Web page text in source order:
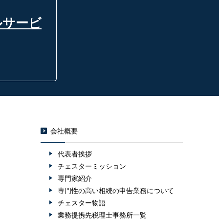
ービ
会社概要
代表者挨拶
チェスターミッション
専門家紹介
専門性の高い相続の申告業務について
チェスター物語
業務提携先税理士事務所一覧